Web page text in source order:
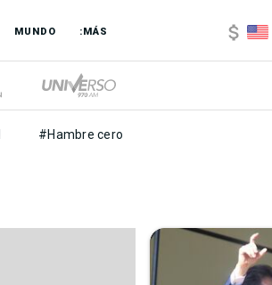
MUNDO :MÁS
#Hambre cero